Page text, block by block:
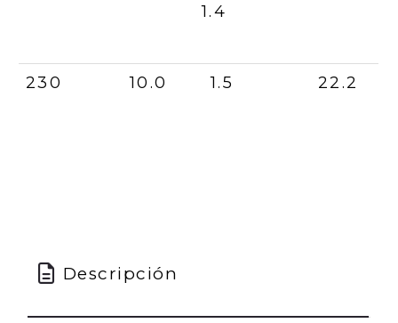
1.4
230 10.0 1.5 22.2
Descripción